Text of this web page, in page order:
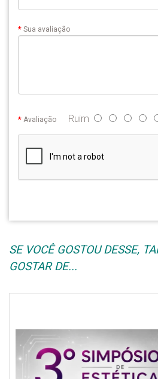
Sua avaliação
Avaliação Ruim
SE VOCÊ GOSTOU DESSE,
GOSTAR DE...